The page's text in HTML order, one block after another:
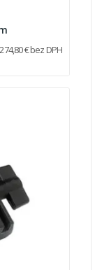
274,80 € bez DPH